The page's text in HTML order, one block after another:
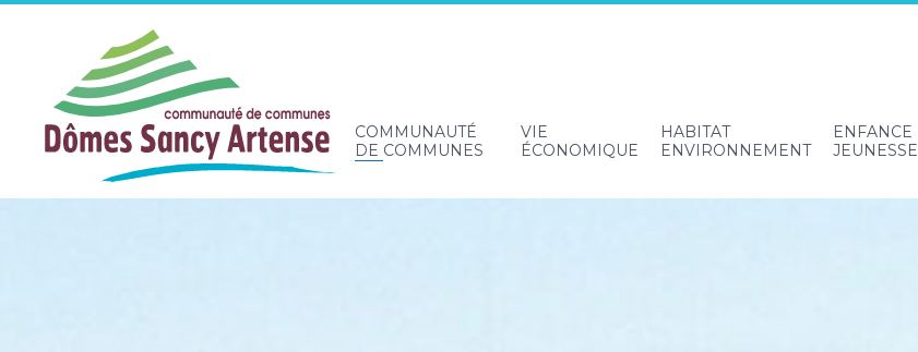
COMMUNAUTÉ
DE COMMUNES
VIE
ÉCONOMIQUE
HABITAT
ENVIRONNEMENT
ENFANCE
JEUNESSE